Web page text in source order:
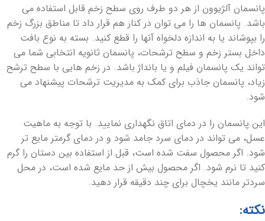
پانسمان آلژیوون از هر دو طرف روی سطح زخم قابل استفاده می
باشد. پانسمان ها را می توان در کنار هم قرار داد تا مناطق بزرگ زخم
را بپوشاند یا به اندازه دلخواه آنها را قطع کنید. بسته به نوع بافت
داخل بستر زخم و سطح ترشحات، پانسمان ثانویه انتخابی شما می
تواند یک پانسمان فیلم و یا بانداژ باشد. در زخم هایی با سطح ترشح
زیاد، پانسمان جاذب برای کمک به مدیریت ترشحات پیشنهاد می
شود.
این پانسمان را در دمای اتاق نگهداری نمایید. با توجه به ماهیت
عسل، می تواند در دمای سرد جامد شود و در دمای گرمتر مایع تر
شود. اگر محصول سفت شده است، قبل از استفاده بین دستان را گرم
کنید تا نرم شود. اگر محصول بیش از حد مایع شده است، در محل
سردتر مانند یخچال برای چند دقیقه قرار دهید.
نکته: